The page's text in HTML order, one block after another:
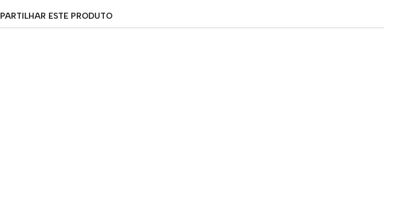
PARTILHAR ESTE PRODUTO